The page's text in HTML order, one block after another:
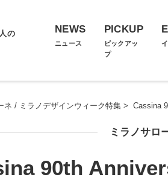
の
NEWS
ニュース
PICKUP
ピックアッ
プ
ネ / ミラノデザインウィーク特集 > Cassina
ミラノサロ
90th